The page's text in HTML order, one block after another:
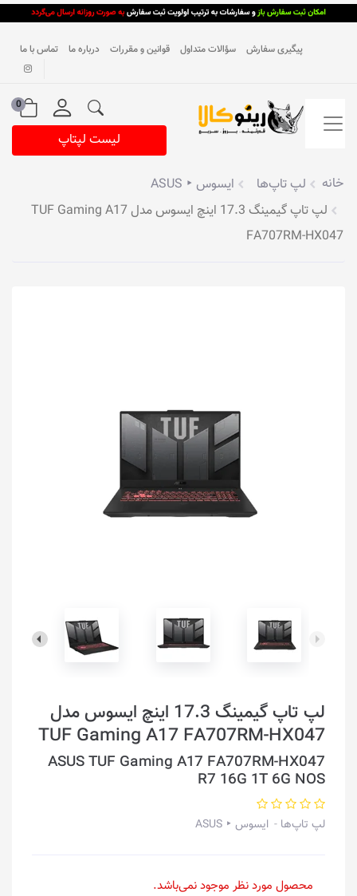
پیگیری سفارش سؤالات متداول قوانین و مقررات درباره ما تماس با ما
0
لیست لپتاپ
خانه لپ تاپ‌ها
ایسوس ‣ ASUS
لپ تاپ گیمینگ 17.3 اینچ ایسوس مدل TUF Gaming A17
FA707RM-HX047
لپ تاپ گیمینگ 17.3 اینچ ایسوس مدل
TUF Gaming A17 FA707RM-HX047
ASUS TUF Gaming A17 FA707RM-HX047
R7 16G 1T 6G NOS
لپ تاپ‌ها ایسوس ‣ ASUS
محصول مورد نظر موجود نمی‌باشد.